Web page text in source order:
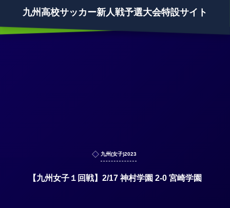
九州高校サッカー新人戦予選大会特設サイト
九州(女子)2023
【九州女子１回戦】2/17 神村学園 2-0 宮崎学園